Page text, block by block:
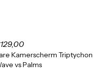
Kamerscherm Triptychon
vs Palms